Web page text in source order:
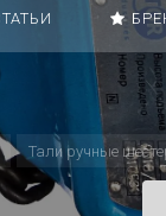
Тали ручные